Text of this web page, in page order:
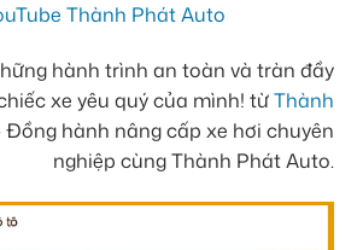
Thành Phát Auto
hành trình an toàn và tràn đầy
xe yêu quý của mình! từThành
Đồng hành nâng cấp xe hơi chuyên
nghiệp cùng Thành Phát Auto.